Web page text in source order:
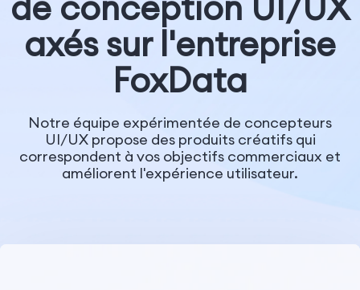
Entreprise
axés sur l'entreprise
FoxData
Notre équipe expérimentée de concepteurs
UI/UX propose des produits créatifs qui
correspondent à vos objectifs commerciaux et
améliorent l'expérience utilisateur.